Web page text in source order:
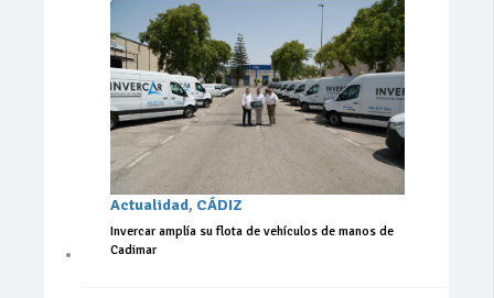
Actualidad, CÁDIZ
Invercar amplía su flota de vehículos de manos de
Cadimar